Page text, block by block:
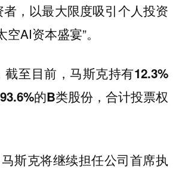
，以最大限度吸引个人投资
AI资本盛宴”。
至目前， 马斯克持有12.3%
的B类股份，合计投票权
斯克将继续担任公司首席执